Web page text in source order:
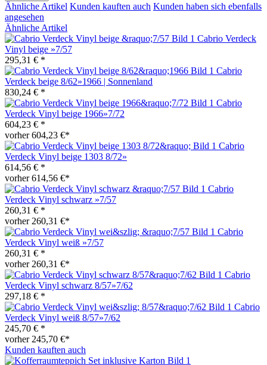
Ähnliche Artikel Kunden kauften auch Kunden haben sich ebenfalls
angesehen
Ähnliche Artikel
Cabrio Verdeck
Vinyl beige »7/57
295,31 € *
Cabrio
Verdeck beige 8/62»1966 | Sonnenland
830,24 € *
Cabrio
Verdeck Vinyl beige 1966»7/72
604,23 € *
vorher 604,23 €*
Cabrio
Verdeck Vinyl beige 1303 8/72»
614,56 € *
vorher 614,56 €*
Cabrio
Verdeck Vinyl schwarz »7/57
260,31 € *
vorher 260,31 €*
Cabrio
Verdeck Vinyl weiß »7/57
260,31 € *
vorher 260,31 €*
Cabrio
Verdeck Vinyl schwarz 8/57»7/62
297,18 € *
Cabrio
Verdeck Vinyl weiß 8/57»7/62
245,70 € *
vorher 245,70 €*
Kunden kauften auch